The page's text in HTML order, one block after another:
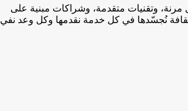
وتقنيات متقدمة، وشراكات مبنية على
نُجسّدها في كل خدمة نقدمها وكل وعد نفي